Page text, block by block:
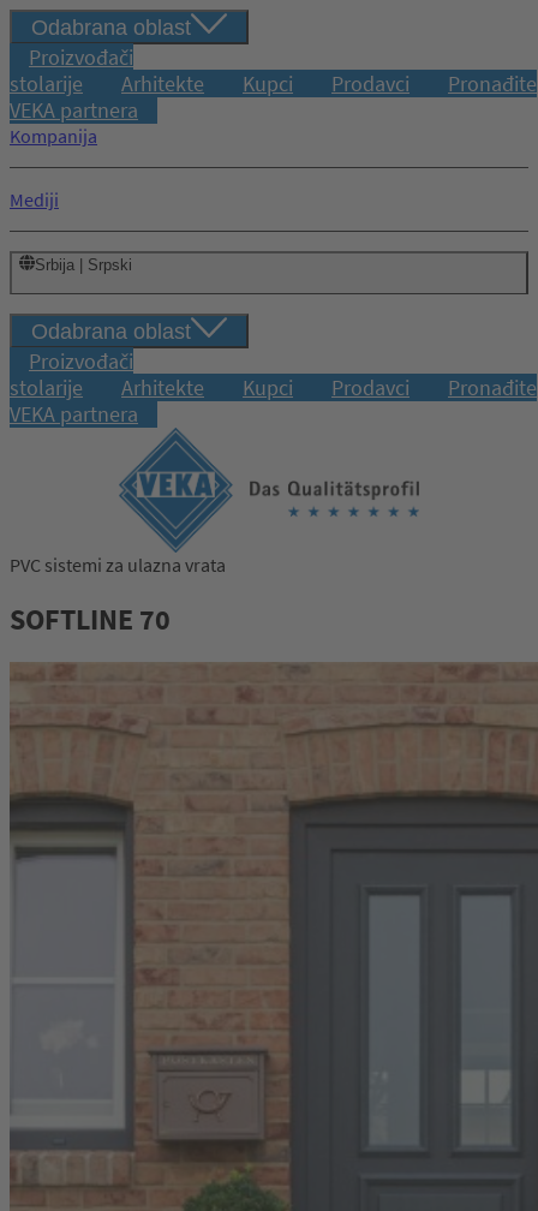
Odabrana oblast
Proizvođači
stolarije
Arhitekte Kupci Prodavci
Pronađite
VEKA partnera
Kompanija
Mediji
Srbija | Srpski
Odabrana oblast
Proizvođači
stolarije
Arhitekte Kupci Prodavci
Pronađite
VEKA partnera
PVC sistemi za ulazna vrata
SOFTLINE 70